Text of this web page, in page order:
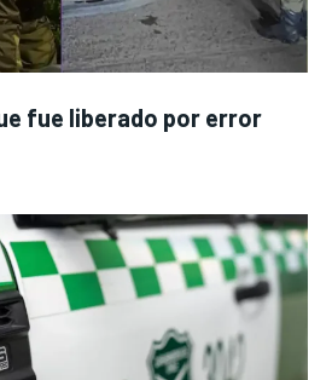
fue liberado por error